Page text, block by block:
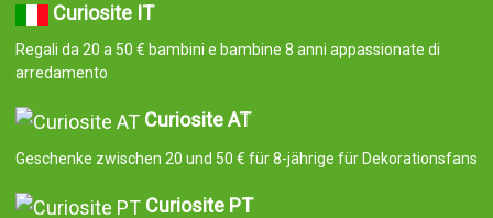
Curiosite IT
Regali da 20 a 50 € bambini e bambine 8 anni appassionate di
arredamento
Curiosite AT
Geschenke zwischen 20 und 50 € für 8-jährige für Dekorationsfans
Curiosite PT